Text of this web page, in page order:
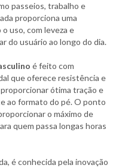
passeios, trabalho e
proporciona uma
uso, com leveza e
do usuário ao longo do dia.
é feito com
que oferece resistência e
ótima tração e
ao formato do pé. O ponto
o máximo de
quem passa longas horas
é conhecida pela inovação